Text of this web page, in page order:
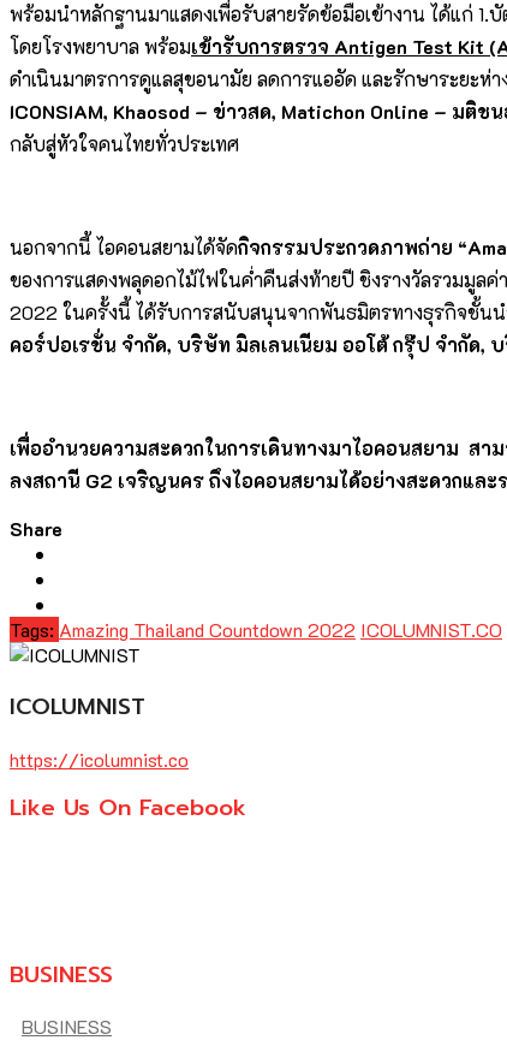
พร้อมนำหลักฐานมาแสดงเพื่อรับสายรัดข้อมือเข้างาน ได้แก่
โดยโรงพยาบาล พร้อมเข้ารับการตรวจ Antigen Test Kit
ดำเนินมาตรการดูแลสุขอนามัย ลดการแออัด และรักษาระยะห่
ICONSIAM, Khaosod – ข่าวสด, Matichon Online – มติช
กลับสู่หัวใจคนไทยทั่วประเทศ
นอกจากนี้ ไอคอนสยามได้จัดกิจกรรมประกวดภาพถ่าย
ของการแสดงพลุดอกไม้ไฟในค่ำคืนส่งท้ายปี ชิงรางวัลรวมมูลค่
2022 ในครั้งนี้ ได้รับการสนับสนุนจากพันธมิตรทางธุรกิจชั้นน
คอร์ปอเรชั่น จำกัด, บริษัท มิลเลนเนียม ออโต้ กรุ๊ป จำกัด,
เพื่ออำนวยความสะดวกในการเดินทางมาไอคอนสยาม ส
ลงสถานี G2 เจริญนคร ถึงไอคอนสยามได้อย่างสะดวกและ
Share
Tags: Amazing Thailand Countdown 2022 ICOLUMNIST.CO
ICOLUMNIST
https://icolumnist.co
Like Us On Facebook
BUSINESS
BUSINESS